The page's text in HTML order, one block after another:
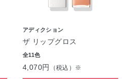
アディクション
ザ リップグロス
全11色
4,070円 （税込）※